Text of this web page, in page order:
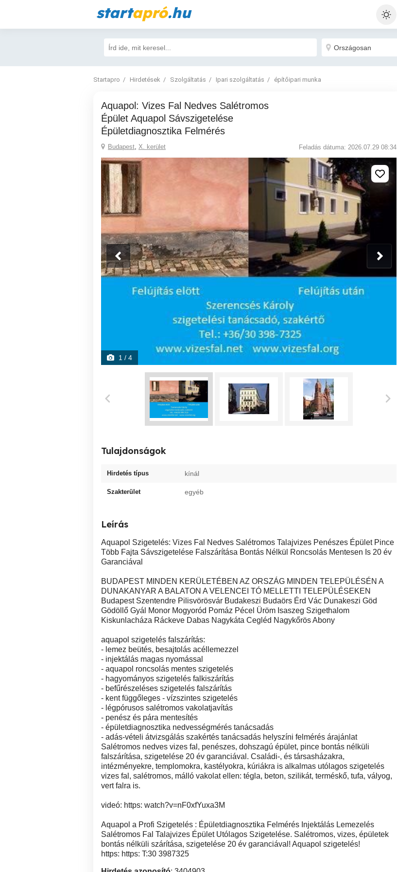
startapró.hu
Startapro Hirdetések Szolgáltatás Ipari szolgáltatás építőipari munka
Aquapol: Vizes Fal Nedves Salétromos
Épület Aquapol Sávszigetelése
Épületdiagnosztika Felmérés
Budapest, X. kerület Feladás dátuma: 2026.07.29 08:34
1 / 4
Tulajdonságok
Hirdetés típus kínál
Szakterület egyéb
Leírás
Aquapol Szigetelés: Vizes Fal Nedves Salétromos Talajvizes Penészes Épület Pince
Több Fajta Sávszigetelése Falszárítása Bontás Nélkül Roncsolás Mentesen Is 20 év
Garanciával
BUDAPEST MINDEN KERÜLETÉBEN AZ ORSZÁG MINDEN TELEPÜLÉSÉN A
DUNAKANYAR A BALATON A VELENCEI TÓ MELLETTI TELEPÜLÉSEKEN
Budapest Szentendre Pilisvörösvár Budakeszi Budaörs Érd Vác Dunakeszi Göd
Gödöllő Gyál Monor Mogyoród Pomáz Pécel Üröm Isaszeg Szigethalom
Kiskunlacháza Ráckeve Dabas Nagykáta Cegléd Nagykőrös Abony
aquapol szigetelés falszárítás:
- lemez beütés, besajtolás acéllemezzel
- injektálás magas nyomással
- aquapol roncsolás mentes szigetelés
- hagyományos szigetelés falkiszárítás
- befűrészeléses szigetelés falszárítás
- kent függőleges - vízszintes szigetelés
- légpórusos salétromos vakolatjavítás
- penész és pára mentesítés
- épületdiagnosztika nedvességmérés tanácsadás
- adás-vételi átvizsgálás szakértés tanácsadás helyszíni felmérés árajánlat
Salétromos nedves vizes fal, penészes, dohszagú épület, pince bontás nélküli
falszárítása, szigetelése 20 év garanciával. Családi-, és társasházakra,
intézményekre, templomokra, kastélyokra, kúriákra is alkalmas utólagos szigetelés
vizes fal, salétromos, málló vakolat ellen: tégla, beton, szilikát, terméskő, tufa, vályog,
vert falra is.
videó: https: watch?v=nF0xfYuxa3M
Aquapol a Profi Szigetelés : Épületdiagnosztika Felmérés Injektálás Lemezelés
Salétromos Fal Talajvizes Épület Utólagos Szigetelése. Salétromos, vizes, épületek
bontás nélküli szárítása, szigetelése 20 év garanciával! Aquapol szigetelés!
https: https: T:30 3987325